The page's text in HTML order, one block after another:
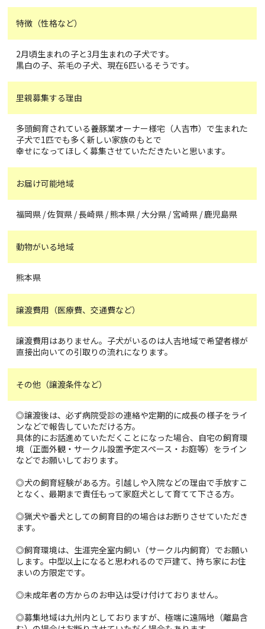
特徴（性格など）
2月頃生まれの子と3月生まれの子犬です。
黒白の子、茶毛の子犬、現在6匹いるそうです。
里親募集する理由
多頭飼育されている養豚業オーナー様宅（人吉市）で生まれた
子犬で1匹でも多く新しい家族のもとで
幸せになってほしく募集させていただきたいと思います。
お届け可能地域
福岡県 / 佐賀県 / 長崎県 / 熊本県 / 大分県 / 宮崎県 / 鹿児島県
動物がいる地域
熊本県
譲渡費用（医療費、交通費など）
譲渡費用はありません。子犬がいるのは人吉地域で希望者様が
直接出向いての引取りの流れになります。
その他（譲渡条件など）
◎譲渡後は、必ず病院受診の連絡や定期的に成長の様子をライ
ンなどで報告していただける方。
具体的にお話進めていただくことになった場合、自宅の飼育環
境（正面外観・サークル設置予定スペース・お庭等）をライン
などでお願いしております。
◎犬の飼育経験がある方。引越しや入院などの理由で手放すこ
となく、最期まで責任もって家庭犬として育てて下さる方。
◎猟犬や番犬としての飼育目的の場合はお断りさせていただき
ます。
◎飼育環境は、生涯完全室内飼い（サークル内飼育）でお願い
します。中型以上になると思われるので戸建て、持ち家にお住
まいの方限定です。
◎未成年者の方からのお申込は受け付けておりません。
◎募集地域は九州内としておりますが、極端に遠隔地（離島含